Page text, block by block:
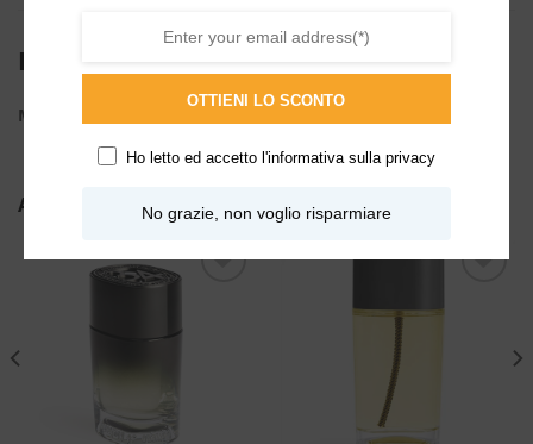
INFORMAZIONI AGGIUNTIVE
ML
ALTRI PRODOTTI DI DIPTYQUE
OTTIENI LO SCONTO
Ho letto ed accetto l'informativa sulla privacy
No grazie, non voglio risparmiare